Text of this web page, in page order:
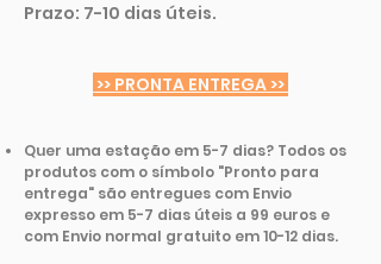
Prazo: 7-10 dias úteis.
>> PRONTA ENTREGA >>
Quer uma estação em 5-7 dias? Todos os
produtos com o símbolo "Pronto para
entrega" são entregues com Envio
expresso em 5-7 dias úteis a 99 euros e
com Envio normal gratuito em 10-12 dias.